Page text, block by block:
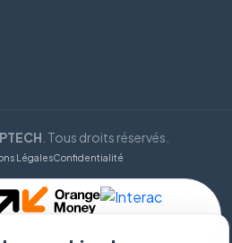
. Tous droits réservés.
LégalesConfidentialité